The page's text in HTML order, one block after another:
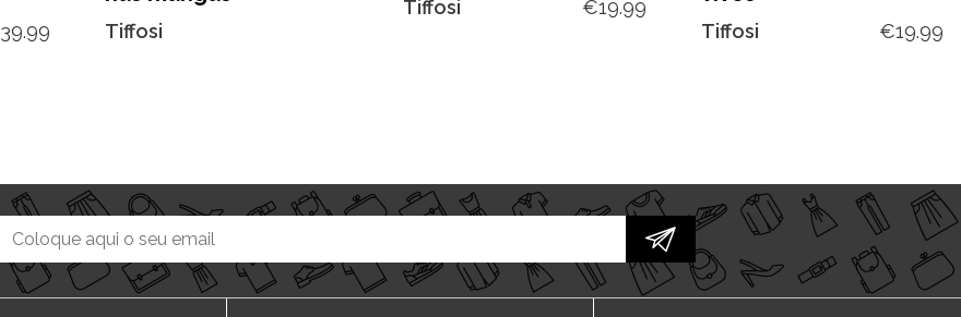
39.99 Tiffosi
Tiffosi €19.99
Tiffosi €19.99